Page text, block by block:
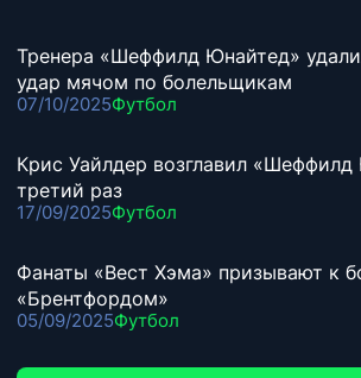
Тренера «Шеффилд Юнайтед»
удар мячом по болельщикам
07/10/2025Футбол
Крис Уайлдер возглавил
третий раз
17/09/2025Футбол
Фанаты «Вест Хэма» призывают к
«Брентфордом»
05/09/2025Футбол